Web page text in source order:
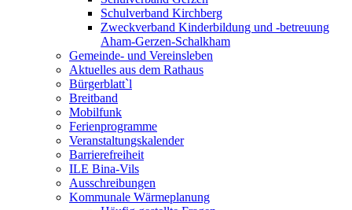
Schulverband Kirchberg
Zweckverband Kinderbildung und -betreuung
Aham-Gerzen-Schalkham
Gemeinde- und Vereinsleben
Aktuelles aus dem Rathaus
Bürgerblatt`l
Breitband
Mobilfunk
Ferienprogramme
Veranstaltungskalender
Barrierefreiheit
ILE Bina-Vils
Ausschreibungen
Kommunale Wärmeplanung